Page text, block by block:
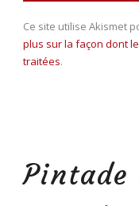
Ce site utilise Akismet
plus sur la façon dont
traitées.
Pintade